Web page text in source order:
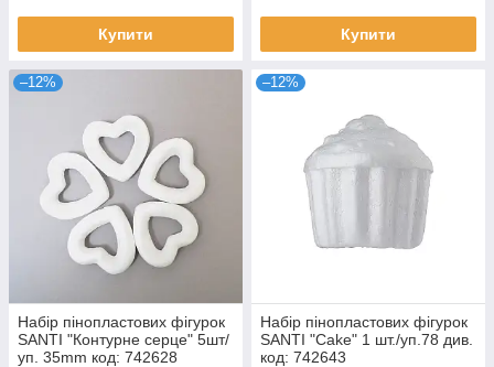
Купити Купити
–12%
Набір пінопластових фігурок
SANTI "Контурне серце" 5шт/
уп. 35mm код: 742628
–12%
Набір пінопластових фігурок
SANTI "Cake" 1 шт./уп.78 див.
код: 742643